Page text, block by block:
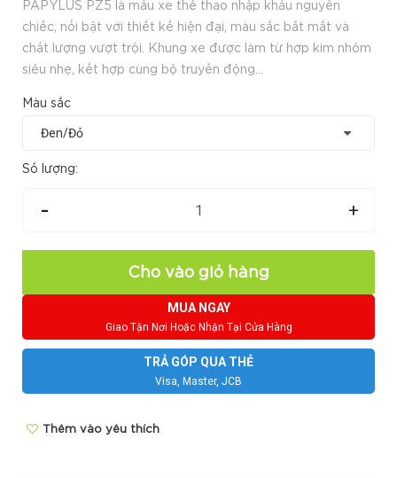
PAPYLUS PZ5 là mẫu xe thể thao nhập khẩu nguyên
chiếc, nổi bật với thiết kế hiện đại, màu sắc bắt mắt và
chất lượng vượt trội. Khung xe được làm từ hợp kim nhôm
siêu nhẹ, kết hợp cùng bộ truyền động...
Màu sắc
Số lượng:
- +
Cho vào giỏ hàng
MUA NGAY
Giao Tận Nơi Hoặc Nhận Tại Cửa Hàng
TRẢ GÓP QUA THẺ
Visa, Master, JCB
Thêm vào yêu thích